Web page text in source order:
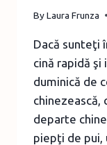
ByLaura Frunza
Dacă sunteţi
cină rapidă
duminică de
chinezească,
departe
piepţi de pui,